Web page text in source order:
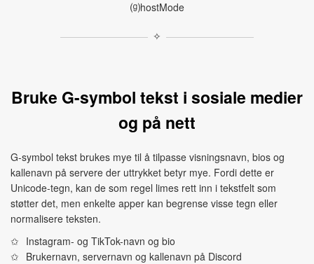
⒢hostMode
✧
Bruke G-symbol tekst i sosiale medier
og på nett
G-symbol tekst brukes mye til å tilpasse visningsnavn, bios og
kallenavn på servere der uttrykket betyr mye. Fordi dette er
Unicode-tegn, kan de som regel limes rett inn i tekstfelt som
støtter det, men enkelte apper kan begrense visse tegn eller
normalisere teksten.
Instagram- og TikTok-navn og bio
Brukernavn, servernavn og kallenavn på Discord